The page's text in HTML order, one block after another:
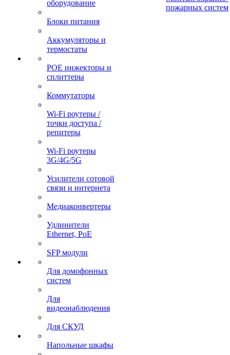
оборудование
Блоки питания
Аккумуляторы и
термостаты
POE инжекторы и
сплиттеры
Коммутаторы
Wi-Fi роутеры /
точки доступа /
репитеры
Wi-Fi роутеры
3G/4G/5G
Усилители сотовой
связи и интернета
Медиаконвертеры
Удлинители
Ethernet, PoE
SFP модули
Для домофонных
систем
Для
видеонаблюдения
Для СКУД
Напольные шкафы
пожарных систем